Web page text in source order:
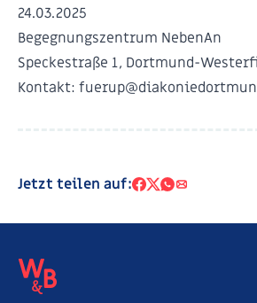
24.03.2025
Begegnungszentrum NebenAn
Speckestraße 1, Dortmund-
Kontakt:
Jetzt teilen auf: